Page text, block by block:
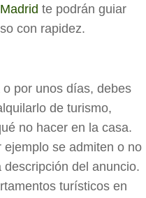
te podrán guiar
con rapidez.
por unos días, debes
de turismo,
no hacer en la casa.
se admiten o no
del anuncio.
turísticos en